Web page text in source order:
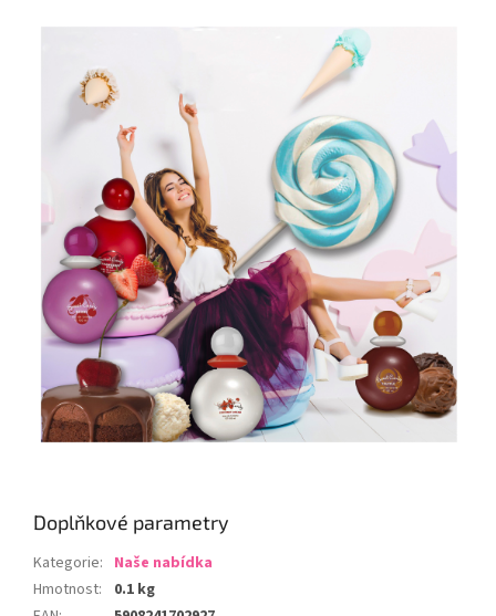
Doplňkové parametry
Kategorie: Naše nabídka
Hmotnost:
0.1 kg